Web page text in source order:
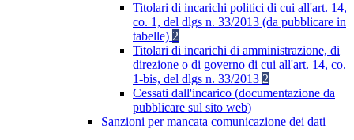
Titolari di incarichi politici di cui all'art. 14,
co. 1, del dlgs n. 33/2013 (da pubblicare in
tabelle) 2
Titolari di incarichi di amministrazione, di
direzione o di governo di cui all'art. 14, co.
1-bis, del dlgs n. 33/2013 2
Cessati dall'incarico (documentazione da
pubblicare sul sito web)
Sanzioni per mancata comunicazione dei dati